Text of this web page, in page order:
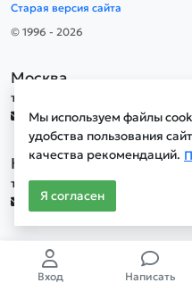
Мы используем файлы
удобства пользования
качества рекомендаций.
Я согласен
Старая версия сайта
© 1996 - 2026
Москва
тел.
Новосибирск
тел.
Вход Написать